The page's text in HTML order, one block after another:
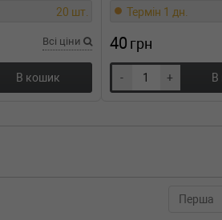
20 шт.
Всі ціни
В кошик
Термін 1 дн.
40 грн
- + В
Перша